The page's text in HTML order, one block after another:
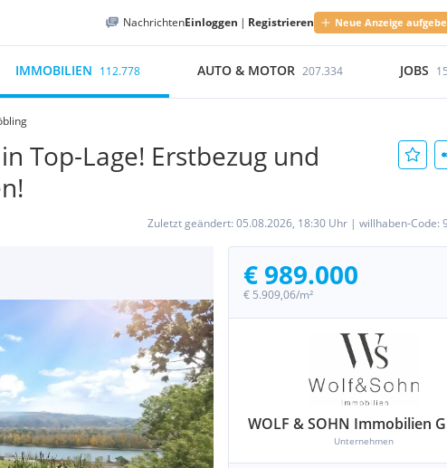
NachrichtenEinloggen | Registrieren Neue Anzeige
IMMOBILIEN 112.778 AUTO & MOTOR 207.334 JOBS
Top-Lage! Erstbezug und
Zuletzt geändert: 05.08.2026, 18:30 Uhr | willhaben-Code:
€ 989.000
€ 5.909,06/m²
WOLF & SOHN Immobilien
Unternehmen